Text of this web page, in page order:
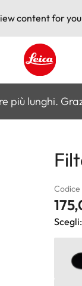
content for
Leica logo -
più lunghi.
Scegli: